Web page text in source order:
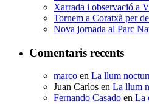
Xarrada i observació a
Tornem a Coratxà per
Nova jornada al Parc
Comentaris recents
marco en La llum
Juan Carlos en La llum
Fernando Casado en La